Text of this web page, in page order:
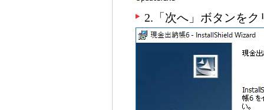
2.「次へ」ボタンをク